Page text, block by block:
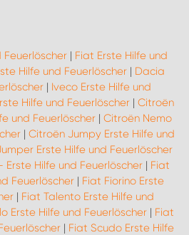
Feuerlöscher| Fiat Erste Hilfe und
Hilfe und Feuerlöscher| Dacia
| Iveco Erste Hilfe und
Hilfe und Feuerlöscher| Citroën
und Feuerlöscher | Citroën Nemo
| Citroën Jumpy Erste Hilfe und
Erste Hilfe und Feuerlöscher
Erste Hilfe und Feuerlöscher| Fiat
Feuerlöscher | Fiat Fiorino Erste
| Fiat Talento Erste Hilfe und
Erste Hilfe und Feuerlöscher| Fiat
| Fiat Scudo Erste Hilfe